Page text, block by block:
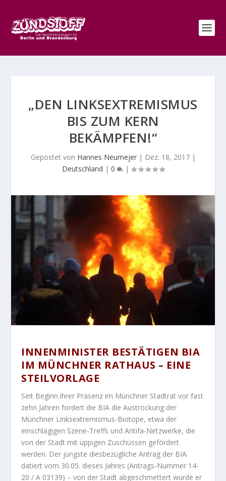
„DEN LINKSEXTREMISMUS
BIS ZUM KERN
BEKÄMPFEN!“
Gepostet von Hannes Neumejer| Dez. 18, 2017|
Deutschland | 0 |
INNENMINISTER BESTÄTIGEN BIA
IM MÜNCHNER RATHAUS – EINE
STEILVORLAGE
Seit Beginn ihrer Präsenz im Münchner Stadtrat vor fast
zehn Jahren fordert die BIA die Austrockung der
Münchner Linksextremismus-Biotope, etwa der
einschlägigen Szene-Treffs und Antifa-Netzwerke, die
von der Stadt mit üppigen Zuschüssen gefördert
werden. Der jüngste diesbezügliche Antrag der BIA
datiert vom 30.05. dieses Jahres (Antrags-Nummer 14-
20 / A 03139) – von der Stadt abgeschmettert wurde er